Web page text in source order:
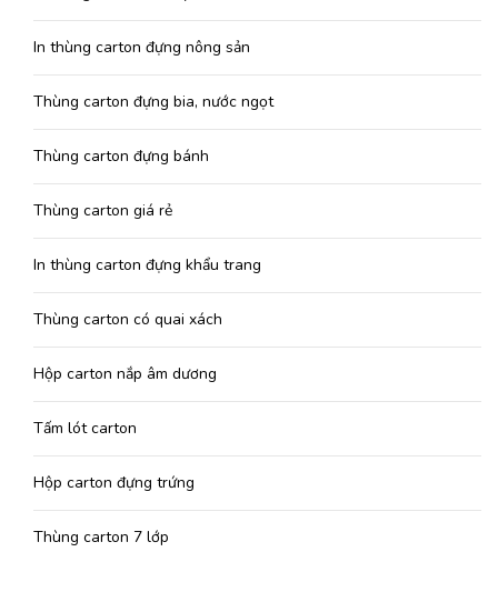
In thùng carton đựng nông sản
Thùng carton đựng bia, nước ngọt
Thùng carton đựng bánh
Thùng carton giá rẻ
In thùng carton đựng khẩu trang
Thùng carton có quai xách
Hộp carton nắp âm dương
Tấm lót carton
Hộp carton đựng trứng
Thùng carton 7 lớp